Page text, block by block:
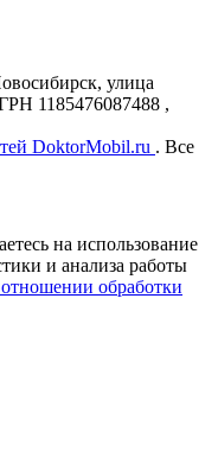
улица
1185476087488 ,
DoktorMobil.ru . Все
на использование
и анализа работы
обработки